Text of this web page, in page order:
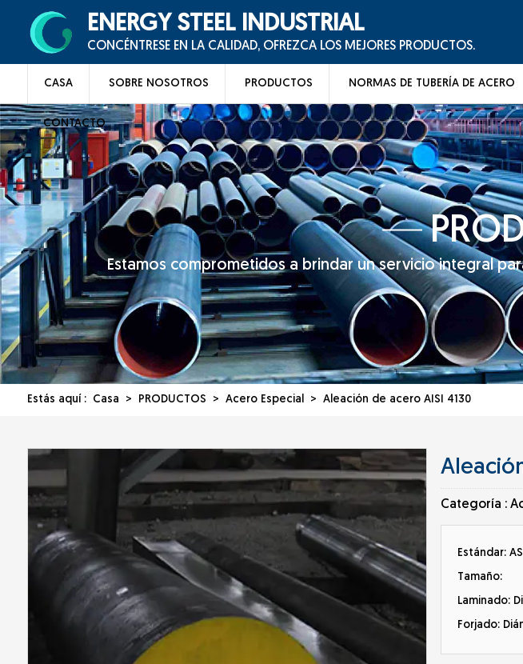
ENERGY STEEL INDUSTRIAL
CONCÉNTRESE EN LA CALIDAD, OFREZCA LOS MEJORES PRODUCTOS.
CASA SOBRE NOSOTROS PRODUCTOS NORMAS DE TUBERÍA DE ACERO
CONTACTO
Estamos comprometidos a brindar un servicio integral
Estás aquí : Casa > PRODUCTOS > Acero Especial> Aleación de acero AISI 4130
Categoría :
Estándar:
Tamaño:
Laminado:
Forjado: